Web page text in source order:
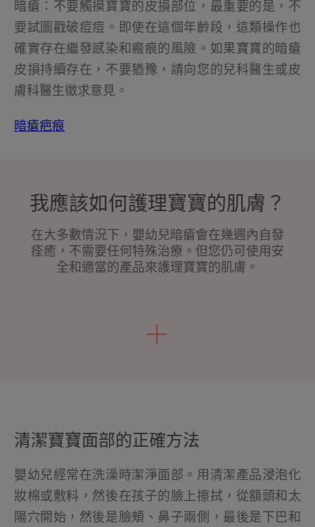
暗瘡：不要觸摸寶寶的皮損部位，最重要的是，不
要試圖戳破痘痘。即使在這個年齡段，這類操作也
確實存在繼發感染和瘢痕的風險。如果寶寶的暗瘡
皮損持續存在，不要猶豫，請向您的兒科醫生或皮
膚科醫生徵求意見。
暗瘡疤痕
我應該如何護理寶寶的肌膚？
在大多數情況下，嬰幼兒暗瘡會在幾週內自發
痊癒，不需要任何特殊治療。但您仍可使用安
全和適當的產品來護理寶寶的肌膚。
清潔寶寶面部的正確方法
嬰幼兒經常在洗澡時潔淨面部。用清潔產品浸泡化
妝棉或敷料，然後在孩子的臉上擦拭，從額頭和太
陽穴開始，然後是臉頰、鼻子兩側，最後是下巴和